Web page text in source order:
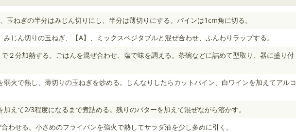
玉ねぎの半分はみじん切りにし、半分は薄切りにする。パインは1cm角に切る。
じん切りの玉ねぎ、【A】、ミックスベジタブルと混ぜ合わせ、ふんわりラップする。
２分加熱する。ごはんを混ぜ合わせ、塩で味を調える。茶碗などに詰めて型取り、器に盛り付
弱火で熱し、薄切りの玉ねぎを炒める。しんなりしたらカットパイン、白ワインを加えてアルコ
加えて2/3程度になるまで煮詰める。残りのバターを加えて混ぜながら溶かす。
わせる。小さめのフライパンを強火で熱してサラダ油を少し多めに引く。